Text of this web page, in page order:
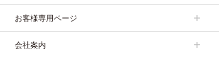
お客様専用ページ
会社案内